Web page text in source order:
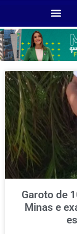
Garoto de
Minas e